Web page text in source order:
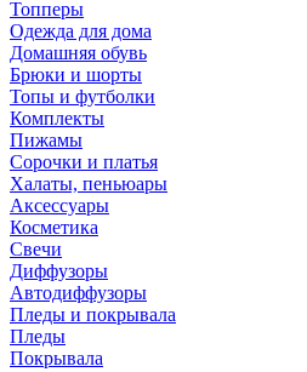
Топперы
Одежда для дома
Домашняя обувь
Брюки и шорты
Топы и футболки
Комплекты
Пижамы
Сорочки и платья
Халаты, пеньюары
Аксессуары
Косметика
Свечи
Диффузоры
Автодиффузоры
Пледы и покрывала
Пледы
Покрывала